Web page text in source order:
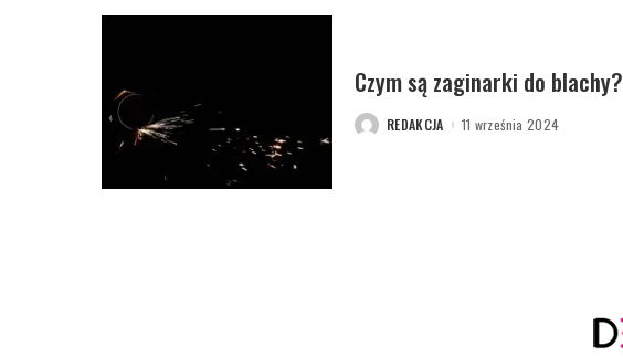
Czym są zaginarki do blachy?
POSTEDREDAKCJA 11 września 2024